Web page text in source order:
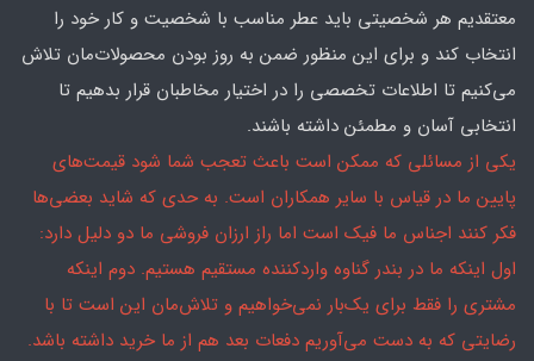
معتقدیم هر شخصیتی باید عطر مناسب با شخصیت و کار خود را
انتخاب کند و برای این منظور ضمن به روز بودن محصولات‌مان تلاش
می‌کنیم تا اطلاعات تخصصی را در اختیار مخاطبان قرار بدهیم تا
انتخابی آسان و مطمئن داشته باشند.
یکی از مسائلی که ممکن است باعث تعجب شما شود قیمت‌های
پایین ما در قیاس با سایر همکاران است. به حدی که شاید بعضی‌ها
فکر کنند اجناس ما فیک است اما راز ارزان فروشی ما دو دلیل دارد:
اول اینکه ما در بندر گناوه واردکننده مستقیم هستیم. دوم اینکه
مشتری را فقط برای یک‌بار نمی‌خواهیم و تلاش‌مان این است تا با
رضایتی که به دست می‌آوریم دفعات بعد هم از ما خرید داشته باشد.